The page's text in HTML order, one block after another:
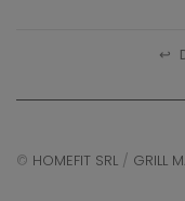
↩
© HOMEFIT SRL / GRILL